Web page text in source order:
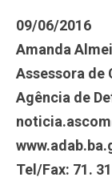
09/06/2016
Amanda
Assessora de
Agência de
Tel/Fax: 71.